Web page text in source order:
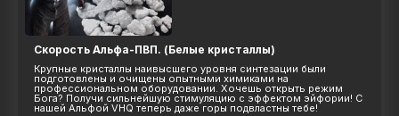
Скорость Альфа-ПВП. (Белые кристаллы)
Крупные кристаллы наивысшего уровня синтезации были
подготовлены и очищены опытными химиками на
профессиональном оборудовании. Хочешь открыть режим
Бога? Получи сильнейшую стимуляцию с эффектом эйфории! С
нашей Альфой VHQ теперь даже горы подвластны тебе!